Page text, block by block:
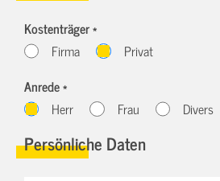
Kostenträger *
Firma
Privat
Anrede *
Herr
Frau Divers
Persönliche Daten